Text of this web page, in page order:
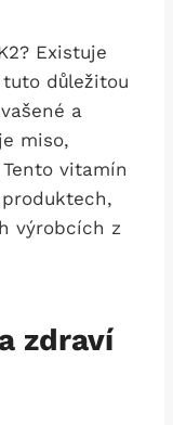
Existuje
důležitou
a
miso,
vitamín
výrobcích z
zdraví